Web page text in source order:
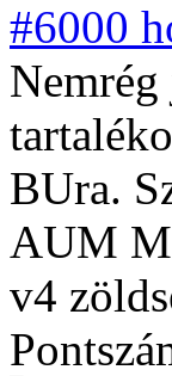
#6000
BUra.
AUM
v4